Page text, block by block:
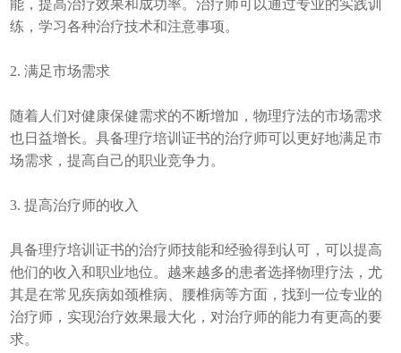
能，提高治疗效果和成功率。治疗师可以通过专业的实践训
练，学习各种治疗技术和注意事项。
2. 满足市场需求
随着人们对健康保健需求的不断增加，物理疗法的市场需求
也日益增长。具备理疗培训证书的治疗师可以更好地满足市
场需求，提高自己的职业竞争力。
3. 提高治疗师的收入
具备理疗培训证书的治疗师技能和经验得到认可，可以提高
他们的收入和职业地位。越来越多的患者选择物理疗法，尤
其是在常见疾病如颈椎病、腰椎病等方面，找到一位专业的
治疗师，实现治疗效果最大化，对治疗师的能力有更高的要
求。